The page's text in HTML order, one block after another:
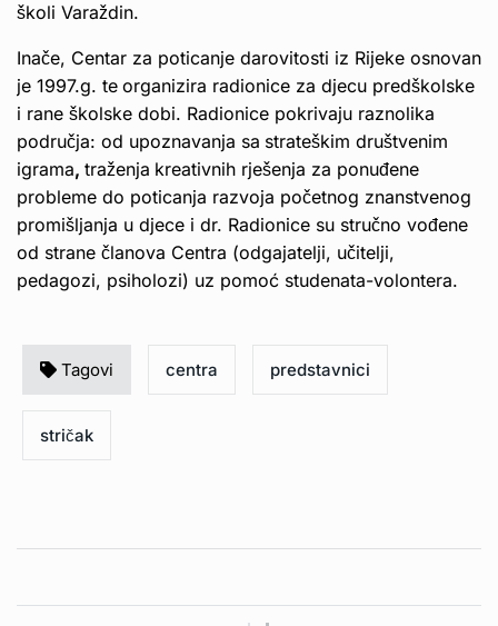
školi Varaždin.
Inače, Centar za poticanje darovitosti iz Rijeke osnovan
je 1997.g. te organizira radionice za djecu predškolske
i rane školske dobi. Radionice pokrivaju raznolika
područja: od upoznavanja sa strateškim društvenim
igrama, traženja kreativnih rješenja za ponuđene
probleme do poticanja razvoja početnog znanstvenog
promišljanja u djece i dr. Radionice su stručno vođene
od strane članova Centra (odgajatelji, učitelji,
pedagozi, psiholozi) uz pomoć studenata-volontera.
Tagovi centra predstavnici
stričak